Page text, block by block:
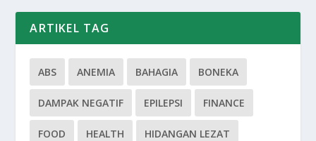
ARTIKEL TAG
ABS ANEMIA BAHAGIA BONEKA
DAMPAK NEGATIF EPILEPSI FINANCE
FOOD HEALTH HIDANGAN LEZAT